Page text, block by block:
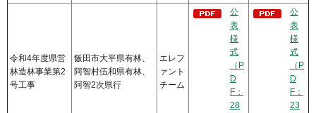
令和4年度県営
林造林事業第2
号工事
飯田市大平県有林、
阿智村伍和県有林、
阿智2次県行
エレフ
ァント
チーム
公
表
様
式
（P
D
F：
28
公
表
様
式
（P
D
F：
23